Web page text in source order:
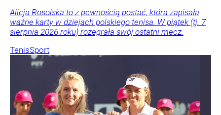
Alicja Rosolska to z pewnością postać, która zapisała
ważne karty w dziejach polskiego tenisa. W piątek (tj. 7
sierpnia 2026 roku) rozegrała swój ostatni mecz.
TenisSport